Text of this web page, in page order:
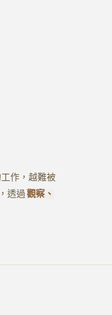
工作，越難被
透過觀察、